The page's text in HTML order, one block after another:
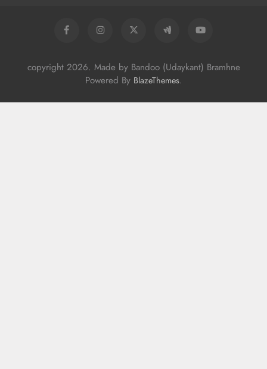
copyright 2026. Made by Bandoo (Udaykant) Bramhne
Powered By BlazeThemes.